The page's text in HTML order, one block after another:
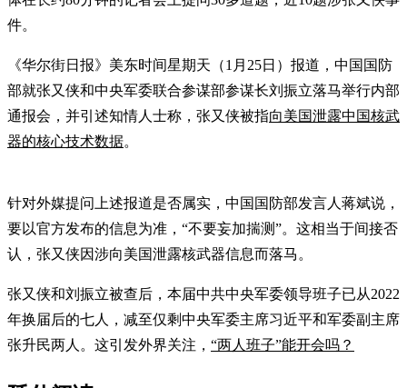
件。
《华尔街日报》美东时间星期天（1月25日）报道，中国国防
部就张又侠和中央军委联合参谋部参谋长刘振立落马举行内部
通报会，并引述知情人士称，张又侠被指向美国泄露中国核武
器的核心技术数据。
针对外媒提问上述报道是否属实，中国国防部发言人蒋斌说，
要以官方发布的信息为准，“不要妄加揣测”。这相当于间接否
认，张又侠因涉向美国泄露核武器信息而落马。
张又侠和刘振立被查后，本届中共中央军委领导班子已从2022
年换届后的七人，减至仅剩中央军委主席习近平和军委副主席
张升民两人。这引发外界关注， “两人班子”能开会吗？